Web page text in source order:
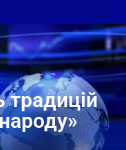
традицій